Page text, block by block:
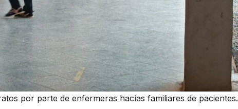
por parte de enfermeras hacías familiares de pacientes.